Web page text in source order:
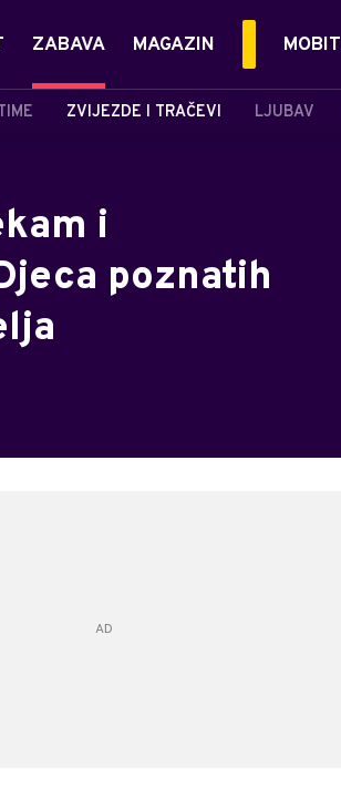
ZABAVA
ZVIJEZDE I TRAČEVI LJUBAV
MAGAZIN MOBIT
i
poznatih